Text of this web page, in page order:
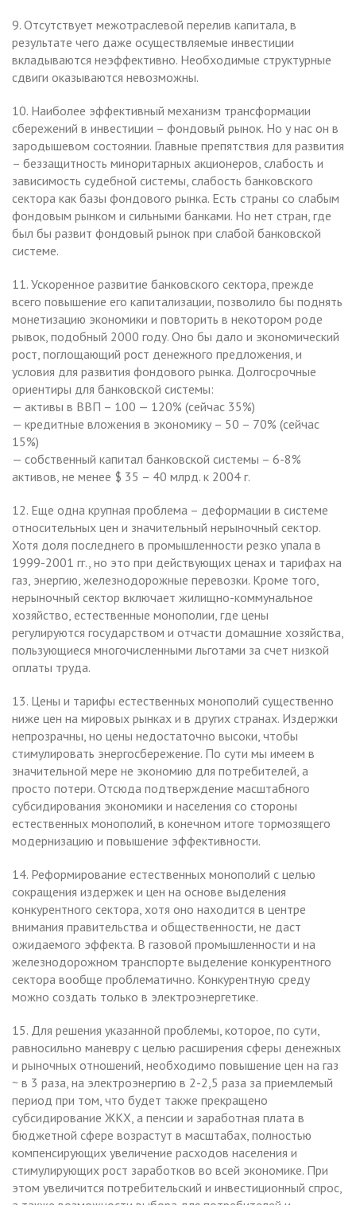
9. Отсутствует межотраслевой перелив капитала, в
результате чего даже осуществляемые инвестиции
вкладываются неэффективно. Необходимые структурные
сдвиги оказываются невозможны.
10. Наиболее эффективный механизм трансформации
сбережений в инвестиции – фондовый рынок. Но у нас он в
зародышевом состоянии. Главные препятствия для развития
– беззащитность миноритарных акционеров, слабость и
зависимость судебной системы, слабость банковского
сектора как базы фондового рынка. Есть страны со слабым
фондовым рынком и сильными банками. Но нет стран, где
был бы развит фондовый рынок при слабой банковской
системе.
11. Ускоренное развитие банковского сектора, прежде
всего повышение его капитализации, позволило бы поднять
монетизацию экономики и повторить в некотором роде
рывок, подобный 2000 году. Оно бы дало и экономический
рост, поглощающий рост денежного предложения, и
условия для развития фондового рынка. Долгосрочные
ориентиры для банковской системы:
— активы в ВВП – 100 — 120% (сейчас 35%)
— кредитные вложения в экономику – 50 – 70% (сейчас
15%)
— собственный капитал банковской системы – 6-8%
активов, не менее $ 35 – 40 млрд. к 2004 г.
12. Еще одна крупная проблема – деформации в системе
относительных цен и значительный нерыночный сектор.
Хотя доля последнего в промышленности резко упала в
1999-2001 гг., но это при действующих ценах и тарифах на
газ, энергию, железнодорожные перевозки. Кроме того,
нерыночный сектор включает жилищно-коммунальное
хозяйство, естественные монополии, где цены
регулируются государством и отчасти домашние хозяйства,
пользующиеся многочисленными льготами за cчет низкой
оплаты труда.
13. Цены и тарифы естественных монополий существенно
ниже цен на мировых рынках и в других странах. Издержки
непрозрачны, но цены недостаточно высоки, чтобы
стимулировать энергосбережение. По сути мы имеем в
значительной мере не экономию для потребителей, а
просто потери. Отсюда подтверждение масштабного
субсидирования экономики и населения со стороны
естественных монополий, в конечном итоге тормозящего
модернизацию и повышение эффективности.
14. Реформирование естественных монополий с целью
сокращения издержек и цен на основе выделения
конкурентного сектора, хотя оно находится в центре
внимания правительства и общественности, не даст
ожидаемого эффекта. В газовой промышленности и на
железнодорожном транспорте выделение конкурентного
сектора вообще проблематично. Конкурентную среду
можно создать только в электроэнергетике.
15. Для решения указанной проблемы, которое, по сути,
равносильно маневру с целью расширения сферы денежных
и рыночных отношений, необходимо повышение цен на газ
~ в 3 раза, на электроэнергию в 2-2,5 раза за приемлемый
период при том, что будет также прекращено
субсидирование ЖКХ, а пенсии и заработная плата в
бюджетной сфере возрастут в масштабах, полностью
компенсирующих увеличение расходов населения и
стимулирующих рост заработков во всей экономике. При
этом увеличится потребительский и инвестиционный спрос,